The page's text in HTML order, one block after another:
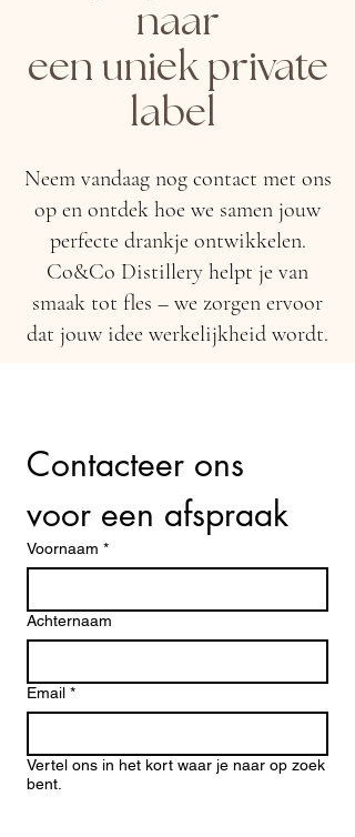
naar
een uniek private
label
Neem vandaag nog contact met ons
op en ontdek hoe we samen jouw
perfecte drankje ontwikkelen.
Co&Co Distillery helpt je van
smaak tot fles – we zorgen ervoor
dat jouw idee werkelijkheid wordt.
Contacteer ons
voor een afspraak
Voornaam *
Achternaam
Email *
Vertel ons in het kort waar je naar op zoek
bent.